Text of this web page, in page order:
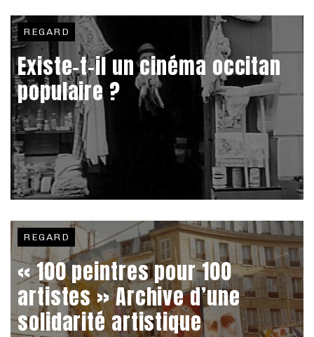
REGARD
Existe-t-il un cinéma occitan
populaire ?
REGARD
« 100 peintres pour 100
artistes » Archive d’une
solidarité artistique